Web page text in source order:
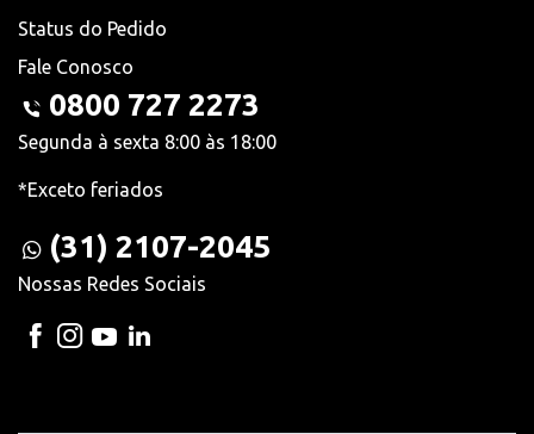
Status do Pedido
Fale Conosco
0800 727 2273
Segunda à sexta 8:00 às 18:00
*Exceto feriados
(31) 2107-2045
Nossas Redes Sociais